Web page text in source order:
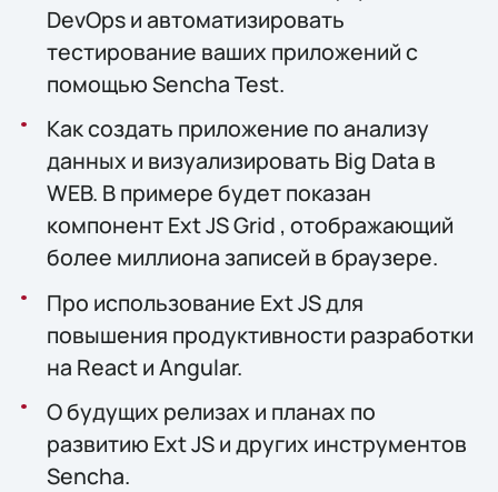
DevOps и автоматизировать
тестирование ваших приложений с
помощью Sencha Test.
Как создать приложение по анализу
данных и визуализировать Big Data в
WEB. В примере будет показан
компонент Ext JS Grid , отображающий
более миллиона записей в браузере.
Про использование Ext JS для
повышения продуктивности разработки
на React и Angular.
О будущих релизах и планах по
развитию Ext JS и других инструментов
Sencha.